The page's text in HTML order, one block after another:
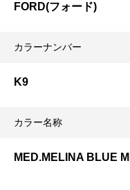
FORD(フォード)
カラーナンバー
K9
カラー名称
MED.MELINA BLUE